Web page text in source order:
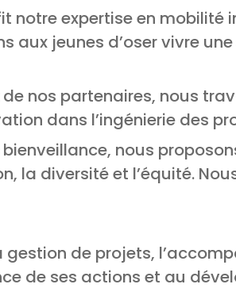
notre expertise en
aux jeunes d’oser vivre
de nos partenaires, nous
dans l’ingénierie des
nous
la diversité et l’équité.
gestion de projets,
de ses actions et au